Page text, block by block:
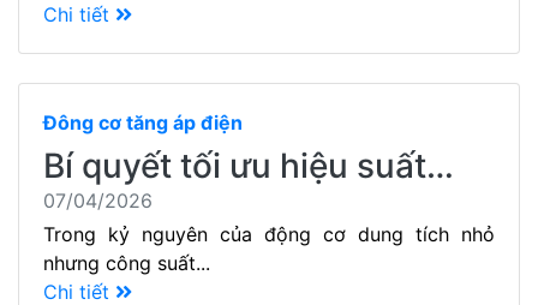
Chi tiết
Đông cơ tăng áp điện
Bí quyết tối ưu hiệu suất…
07/04/2026
Trong kỷ nguyên của động cơ dung tích nhỏ
nhưng công suất...
Chi tiết